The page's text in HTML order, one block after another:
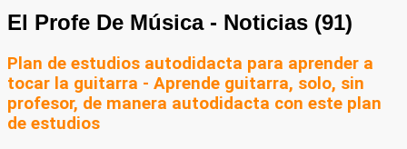
El Profe De Música - Noticias (91)
Plan de estudios autodidacta para aprender a
tocar la guitarra - Aprende guitarra, solo, sin
profesor, de manera autodidacta con este plan
de estudios